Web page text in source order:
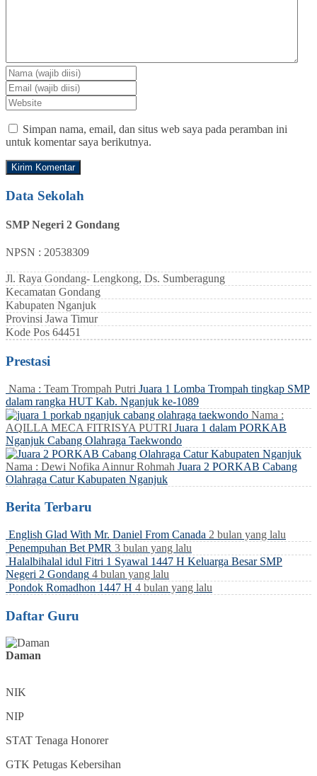
Simpan nama, email, dan situs web saya pada peramban ini
untuk komentar saya berikutnya.
Data Sekolah
SMP Negeri 2 Gondang
NPSN : 20538309
Jl. Raya Gondang- Lengkong, Ds. Sumberagung
Kecamatan Gondang
Kabupaten Nganjuk
Provinsi Jawa Timur
Kode Pos 64451
Prestasi
Nama : Team Trompah Putri Juara 1 Lomba Trompah tingkap SMP
dalam rangka HUT Kab. Nganjuk ke-1089
Nama :
AQILLA MECA FITRISYA PUTRI Juara 1 dalam PORKAB
Nganjuk Cabang Olahraga Taekwondo
Nama : Dewi Nofika Ainnur Rohmah Juara 2 PORKAB Cabang
Olahraga Catur Kabupaten Nganjuk
Berita Terbaru
English Glad With Mr. Daniel From Canada 2 bulan yang lalu
Penempuhan Bet PMR 3 bulan yang lalu
Halalbihalal idul Fitri 1 Syawal 1447 H Keluarga Besar SMP
Negeri 2 Gondang 4 bulan yang lalu
Pondok Romadhon 1447 H 4 bulan yang lalu
Daftar Guru
Daman
NIK
NIP
STAT Tenaga Honorer
GTK Petugas Kebersihan